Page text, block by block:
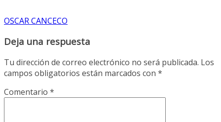
OSCAR CANCECO
Deja una respuesta
Tu dirección de correo electrónico no será publicada. Los
campos obligatorios están marcados con *
Comentario *